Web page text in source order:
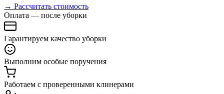
→ Рассчитать стоимость
Оплата — после уборки
Гарантируем качество уборки
Выполним особые поручения
Работаем с проверенными клинерами